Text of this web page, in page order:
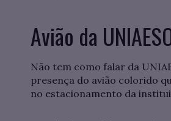
Avião da
Não tem como falar da
presença do avião colorido
no estacionamento da